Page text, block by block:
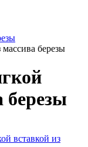
березы
березы